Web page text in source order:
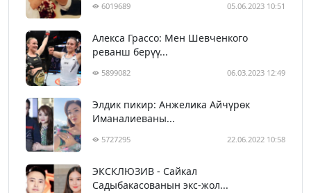
6019689 05.06.2023 10:51
Алекса Грассо: Мен Шевченкого
реванш берүү...
5899082 06.03.2023 12:49
Элдик пикир: Анжелика Айчүрөк
Иманалиеваны...
5727295 22.06.2022 10:58
ЭКСКЛЮЗИВ - Сайкал
Садыбакасованын экс-жол...